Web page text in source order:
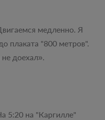
медленно. Я
плаката "800 метров".
доехал».
5:20 на "Каргилле"